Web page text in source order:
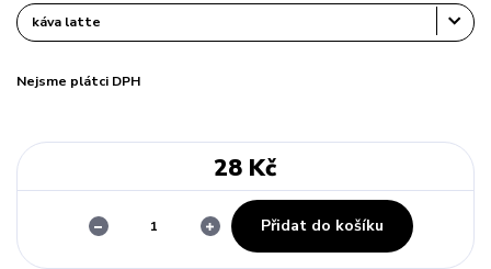
Nejsme plátci DPH
28 Kč
Přidat do košíku